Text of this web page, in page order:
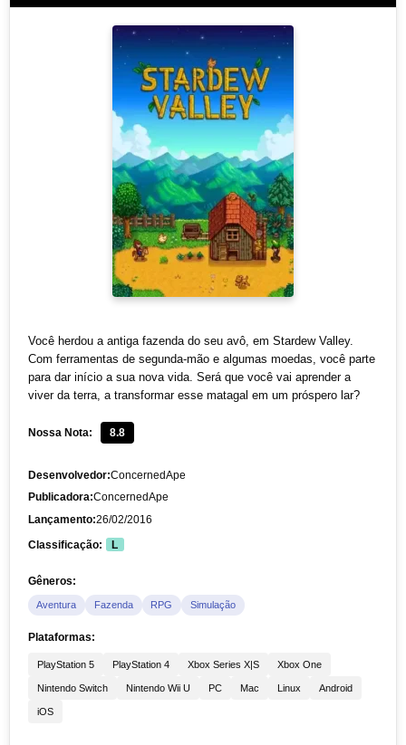
Você herdou a antiga fazenda do seu avô, em Stardew Valley.
Com ferramentas de segunda-mão e algumas moedas, você parte
para dar início a sua nova vida. Será que você vai aprender a
viver da terra, a transformar esse matagal em um próspero lar?
Nossa Nota: 8.8
Desenvolvedor:ConcernedApe
Publicadora:ConcernedApe
Lançamento:26/02/2016
Classificação: L
Gêneros:
Aventura Fazenda RPG Simulação
Plataformas:
PlayStation 5 PlayStation 4 Xbox Series X|S Xbox One
Nintendo Switch Nintendo Wii U PC Mac Linux Android
iOS